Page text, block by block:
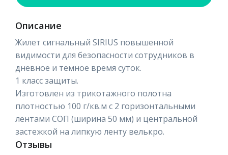
Описание
Жилет сигнальный SIRIUS повышенной
видимости для безопасности сотрудников в
дневное и темное время суток.
1 класс защиты.
Изготовлен из трикотажного полотна
плотностью 100 г/кв.м с 2 горизонтальными
лентами СОП (ширина 50 мм) и центральной
застежкой на липкую ленту велькро.
Отзывы